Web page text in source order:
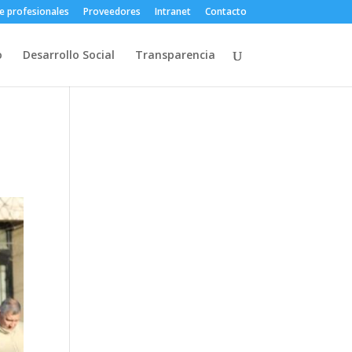
profesionales Proveedores Intranet Contacto
Desarrollo Social Transparencia